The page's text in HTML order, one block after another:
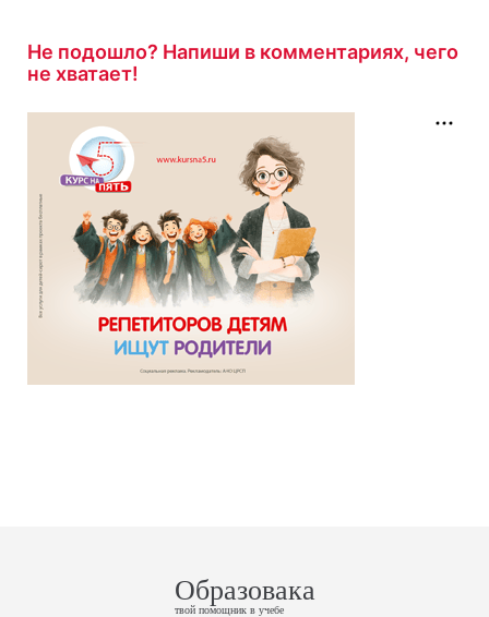
Не подошло? Напиши в комментариях, чего
не хватает!
Образовака
твой помощник в учебе